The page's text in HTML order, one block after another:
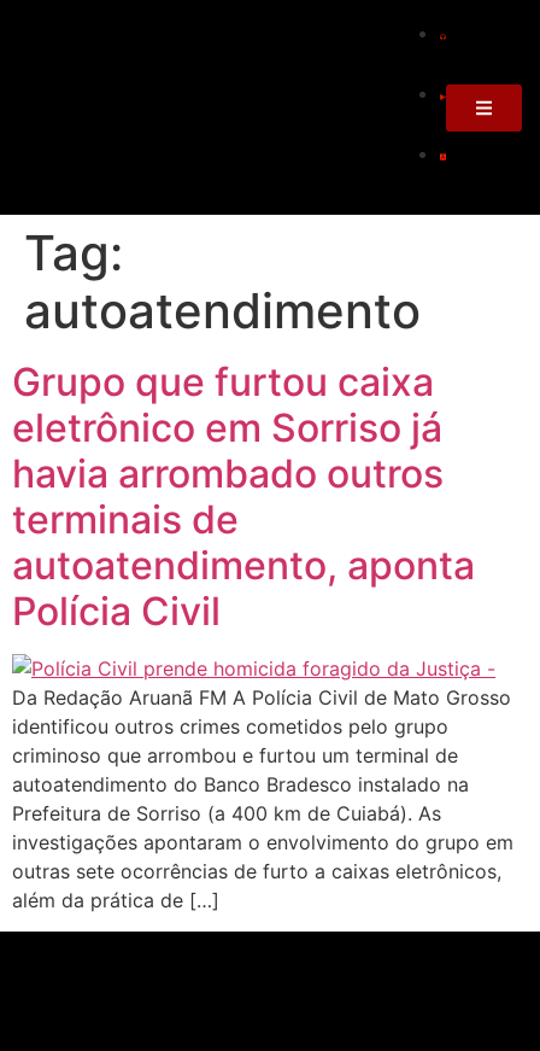
Tag:
autoatendimento
Grupo que furtou caixa
eletrônico em Sorriso já
havia arrombado outros
terminais de
autoatendimento, aponta
Polícia Civil
Da Redação Aruanã FM A Polícia Civil de Mato Grosso
identificou outros crimes cometidos pelo grupo
criminoso que arrombou e furtou um terminal de
autoatendimento do Banco Bradesco instalado na
Prefeitura de Sorriso (a 400 km de Cuiabá). As
investigações apontaram o envolvimento do grupo em
outras sete ocorrências de furto a caixas eletrônicos,
além da prática de […]